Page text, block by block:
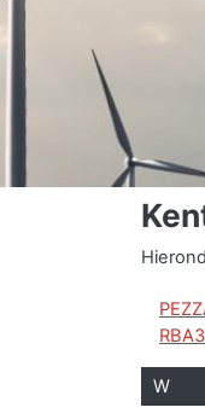
W